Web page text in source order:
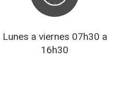
Lunes a viernes 07h30 a
16h30